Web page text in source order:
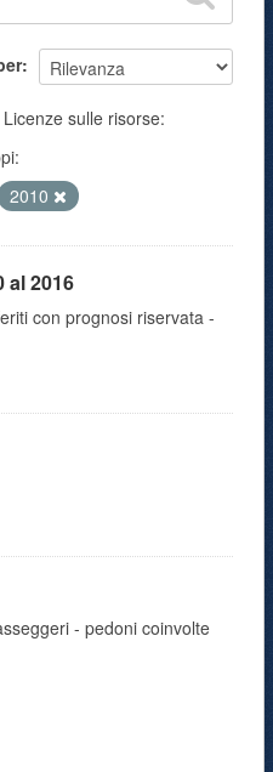
Licenze sulle risorse:
2010
al 2016
con prognosi riservata -
- pedoni coinvolte